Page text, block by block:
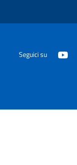
Seguici su